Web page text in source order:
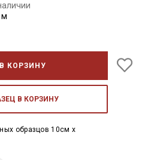
м
КОРЗИНУ
В КОРЗИНУ
образцов 10см x